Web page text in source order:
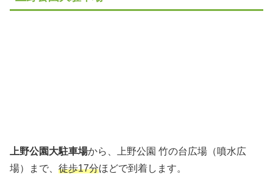
上野公園大駐車場から、上野公園 竹の台広場（噴水広
場）まで、 徒歩17分ほどで到着します。